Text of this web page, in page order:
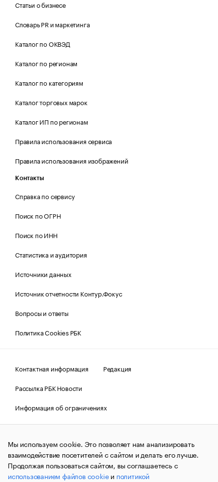
Статьи о бизнесе
Словарь PR и маркетинга
Каталог по ОКВЭД
Каталог по регионам
Каталог по категориям
Каталог торговых марок
Каталог ИП по регионам
Правила использования сервиса
Правила использования изображений
Контакты
Справка по сервису
Поиск по ОГРН
Поиск по ИНН
Статистика и аудитория
Источники данных
Источник отчетности Контур.Фокус
Вопросы и ответы
Политика Cookies РБК
Контактная информация
Редакция
Рассылка РБК Новости
Информация об ограничениях
Правовая информация
О соблюдении авторских прав
© АО «РОСБИЗНЕСКОНСАЛТИНГ»,1995–2026.Сообщения
и материалы информационного агентства «РБК»
(зарегистрировано Федеральной службой по надзору в сфере
связи, информационных технологий и массовых
коммуникаций (Роскомнадзор) 09.12.2015 за номером ИА
Мы используем cookie. Это позволяет нам анализировать
взаимодействие посетителей с сайтом и делать его лучше.
Продолжая пользоваться сайтом, вы соглашаетесь с
использованием файлов cookieи политикой